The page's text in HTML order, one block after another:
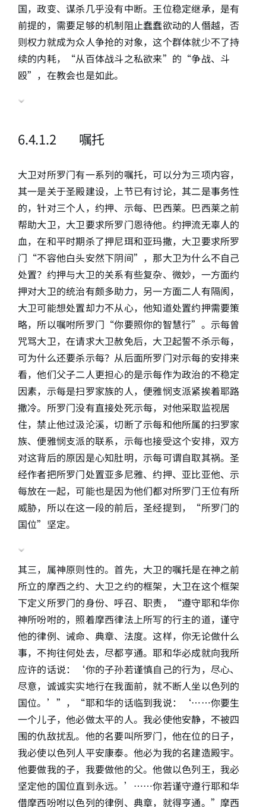
国，政变、谋杀几乎没有中断。王位稳定继承，是有
前提的，需要足够的机制阻止蠢蠢欲动的人僭越，否
则权力就成为众人争抢的对象，这个群体就少不了持
续的内耗，“从百体战斗之私欲来”的“争战、斗
殴”，在教会也是如此。
6.4.1.2 嘱托
大卫对所罗门有一系列的嘱托，可以分为三项内容，
其一是关于圣殿建设，上节已有讨论，其二是事务性
的，针对三个人，约押、示每、巴西莱。巴西莱之前
帮助大卫，大卫要求所罗门恩待他。约押流无辜人的
血，在和平时期杀了押尼珥和亚玛撒，大卫要求所罗
门“不容他白头安然下阴间”，那大卫为什么不自己
处置？约押与大卫的关系有些复杂、微妙，一方面约
押对大卫的统治有颇多助力，另一方面二人有隔阂，
大卫可能想处置却力不从心，他知道处置约押需要策
略，所以嘱咐所罗门“你要照你的智慧行”。示每曾
咒骂大卫，在请求大卫赦免后，大卫起誓不杀示每，
可为什么还要杀示每？从后面所罗门对示每的安排来
看，他们父子二人更担心的是示每作为政治的不稳定
因素，示每是扫罗家族的人，便雅悯支派紧挨着耶路
撒冷。所罗门没有直接处死示每，对他采取监视居
住，禁止他过汲沦溪，切断了示每和他所属的扫罗家
族、便雅悯支派的联系，示每也接受这个安排，双方
对这背后的原因是心知肚明，示每可谓自取其祸。圣
经作者把所罗门处置亚多尼雅、约押、亚比亚他、示
每放在一起，可能也是因为他们都对所罗门王位有所
威胁，所以在这一段的前后，圣经提到，“所罗门的
国位”坚定。
其三，属神原则性的。首先，大卫的嘱托是在神之前
所立的摩西之约、大卫之约的框架，大卫在这个框架
下定义所罗门的身份、呼召、职责，“遵守耶和华你
神所吩咐的，照着摩西律法上所写的行主的道，谨守
他的律例、诫命、典章、法度。这样，你无论做什么
事，不拘往何处去，尽都亨通。耶和华必成就向我所
应许的话说：‘你的子孙若谨慎自己的行为，尽心、
尽意，诚诚实实地行在我面前，就不断人坐以色列的
国位。’”，“耶和华的话临到我说：‘……你要生
一个儿子，他必做太平的人。我必使他安静，不被四
围的仇敌扰乱。他的名要叫所罗门，他在位的日子，
我必使以色列人平安康泰。他必为我的名建造殿宇。
他要做我的子，我要做他的父。他做以色列王，我必
坚定他的国位直到永远。’……你若谨守遵行耶和华
借摩西吩咐以色列的律例、典章，就得亨通。”摩西